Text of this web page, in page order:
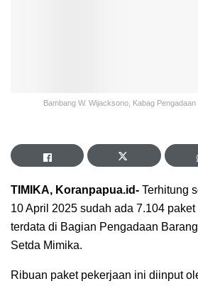
Bambang W. Wijacksono, Kabag
TIMIKA, Koranpapua.id- Terhitung
10 April 2025 sudah ada 7.104
terdata di Bagian Pengadaan
Setda Mimika.
Ribuan paket pekerjaan ini diinput